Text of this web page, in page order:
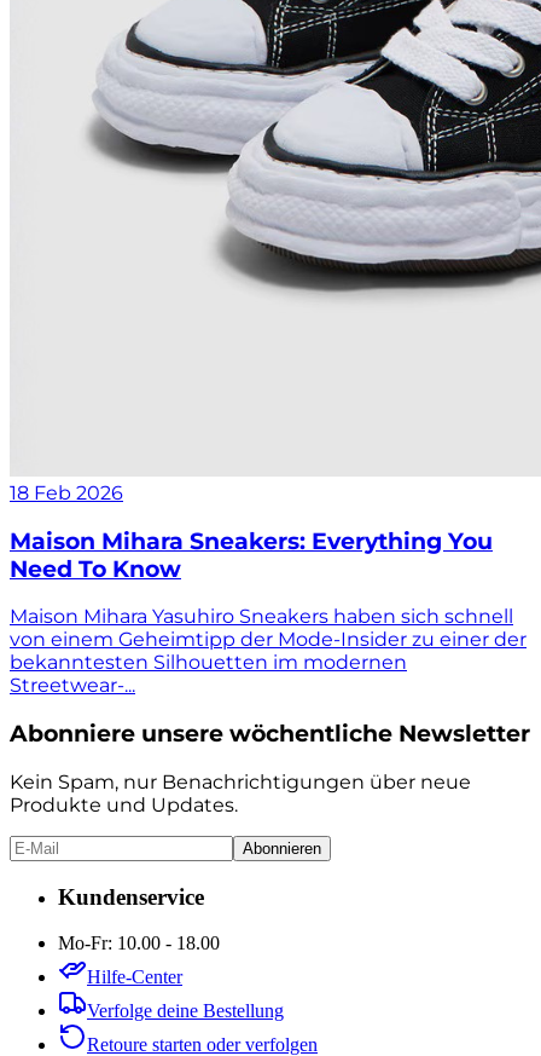
18 Feb 2026
Maison Mihara Sneakers: Everything You
Need To Know
Maison Mihara Yasuhiro Sneakers haben sich schnell
von einem Geheimtipp der Mode-Insider zu einer der
bekanntesten Silhouetten im modernen
Streetwear-...
Abonniere unsere wöchentliche Newsletter
Kein Spam, nur Benachrichtigungen über neue
Produkte und Updates.
Abonnieren
Kundenservice
Mo-Fr: 10.00 - 18.00
Hilfe-Center
Verfolge deine Bestellung
Retoure starten oder verfolgen